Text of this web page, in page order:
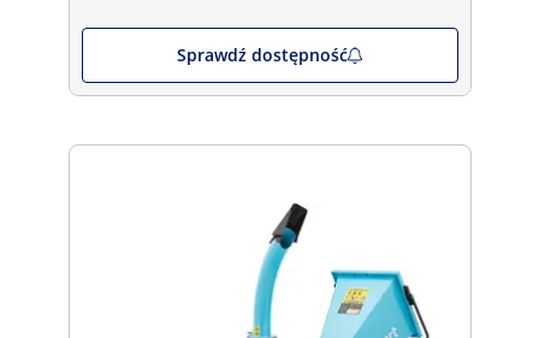
Sprawdź dostępność